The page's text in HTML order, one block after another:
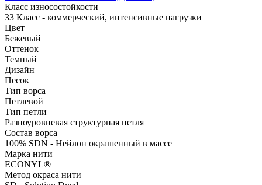
Класс износостойкости
33 Класс - коммерческий, интенсивные нагрузки
Цвет
Бежевый
Оттенок
Темный
Дизайн
Песок
Тип ворса
Петлевой
Тип петли
Разноуровневая структурная петля
Состав ворса
100% SDN - Нейлон окрашенный в массе
Марка нити
ECONYL®
Метод окраса нити